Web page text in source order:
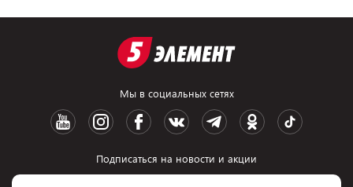
Мы в социальных сетях
Подписаться на новости и акции